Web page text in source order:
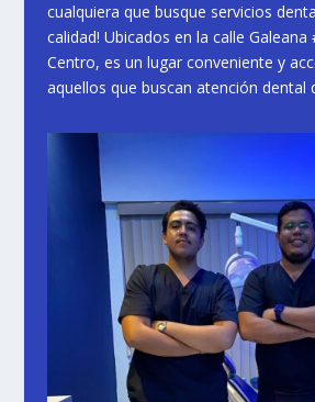
cualquiera que busque servicios
calidad! Ubicados en la calle Galeana
Centro, es un lugar conveniente y
aquellos que buscan atención dental